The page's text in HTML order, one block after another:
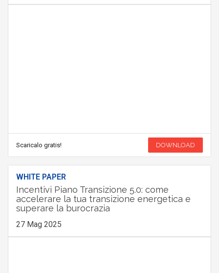
Scaricalo gratis! DOWNLOAD
WHITE PAPER
Incentivi Piano Transizione 5.0: come
accelerare la tua transizione energetica e
superare la burocrazia
27 Mag 2025